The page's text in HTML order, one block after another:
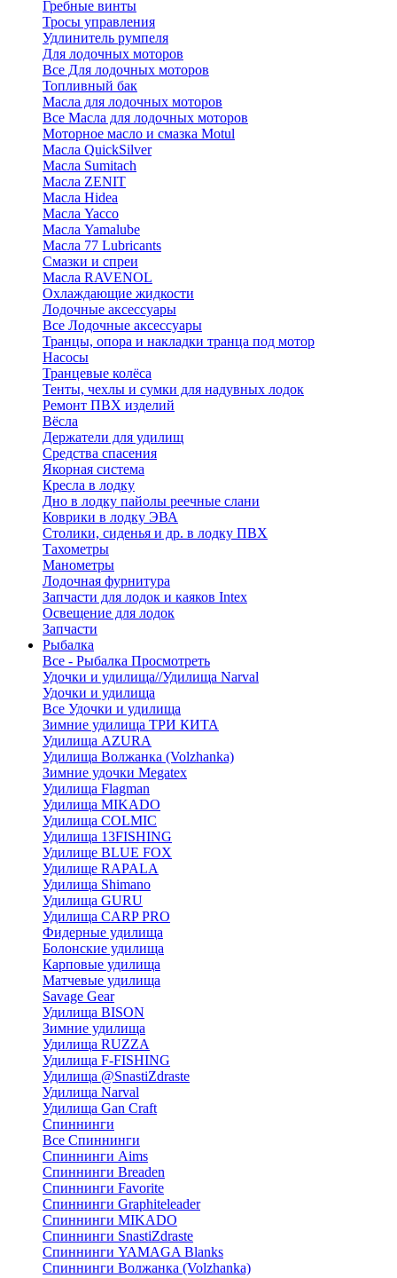
Гребные винты
Тросы управления
Удлинитель румпеля
Для лодочных моторов
Все Для лодочных моторов
Топливный бак
Масла для лодочных моторов
Все Масла для лодочных моторов
Моторное масло и смазка Motul
Масла QuickSilver
Масла Sumitach
Масла ZENIT
Масла Hidea
Масла Yacco
Масла Yamalube
Масла 77 Lubricants
Смазки и спреи
Масла RAVENOL
Охлаждающие жидкости
Лодочные аксессуары
Все Лодочные аксессуары
Транцы, опора и накладки транца под мотор
Насосы
Транцевые колёса
Тенты, чехлы и сумки для надувных лодок
Ремонт ПВХ изделий
Вёсла
Держатели для удилищ
Средства спасения
Якорная система
Кресла в лодку
Дно в лодку пайолы реечные слани
Коврики в лодку ЭВА
Столики, сиденья и др. в лодку ПВХ
Тахометры
Манометры
Лодочная фурнитура
Запчасти для лодок и каяков Intex
Освещение для лодок
Запчасти
Рыбалка
Все - Рыбалка Просмотреть
Удочки и удилища//Удилища Narval
Удочки и удилища
Все Удочки и удилища
Зимние удилища ТРИ КИТА
Удилища AZURA
Удилища Волжанка (Volzhanka)
Зимние удочки Megatex
Удилища Flagman
Удилища MIKADO
Удилища COLMIC
Удилища 13FISHING
Удилище BLUE FOX
Удилище RAPALA
Удилища Shimano
Удилища GURU
Удилища CARP PRO
Фидерные удилища
Болонские удилища
Карповые удилища
Матчевые удилища
Savage Gear
Удилища BISON
Зимние удилища
Удилища RUZZA
Удилища F-FISHING
Удилища @SnastiZdraste
Удилища Narval
Удилища Gan Craft
Спиннинги
Все Спиннинги
Спиннинги Aims
Спиннинги Breaden
Спиннинги Favorite
Спиннинги Graphiteleader
Спиннинги MIKADO
Спиннинги SnastiZdraste
Спиннинги YAMAGA Blanks
Спиннинги Волжанка (Volzhanka)